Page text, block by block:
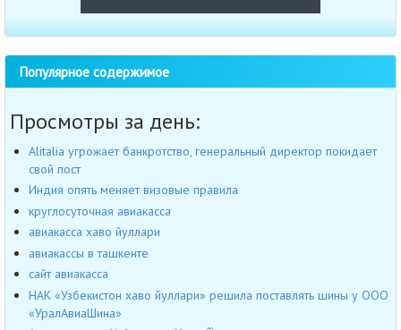
Популярное содержимое
Просмотры за день:
Alitalia угрожает банкротство, генеральный директор покидает
свой пост
Индия опять меняет визовые правила
круглосуточная авиакасса
авиакасса хаво йуллари
авиакассы в ташкенте
сайт авиакасса
НАК «Узбекистон хаво йуллари» решила поставлять шины у ООО
«УралАвиаШина»